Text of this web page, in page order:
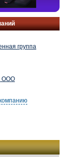
группа
ООО